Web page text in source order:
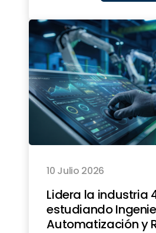
10 Julio 2026
Lidera la industria
estudiando
Automatización y